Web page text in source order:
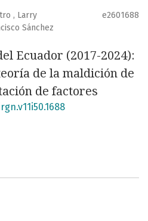
, Larry
Sánchez
e2601688
Ecuador (2017-2024):
de la maldición de
de factores